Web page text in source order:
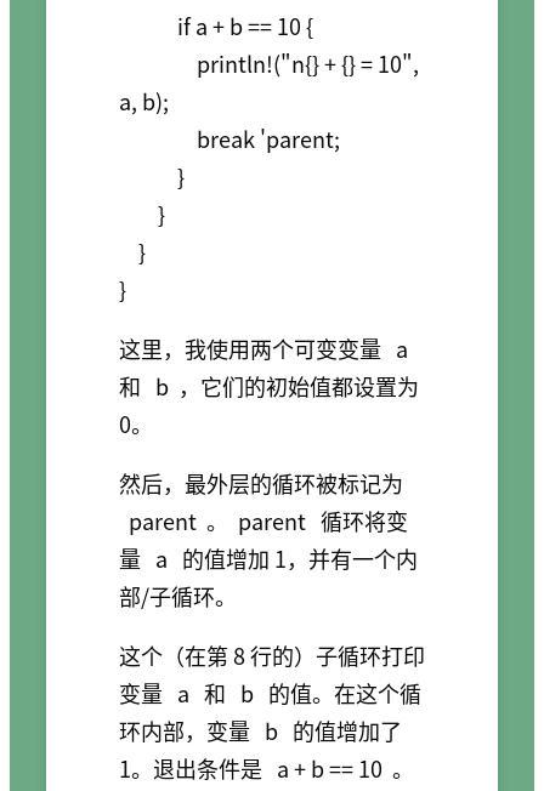
a, b);
这里，我使用两个可变变量 a
和 b ，它们的初始值都设置为
0。
然后，最外层的循环被标记为
parent 。 parent 循环将变
量 a 的值增加 1，并有一个内
部/子循环。
这个（在第 8 行的）子循环打印
变量 a 和 b 的值。在这个循
环内部，变量 b 的值增加了
1。退出条件是 a + b == 10 。